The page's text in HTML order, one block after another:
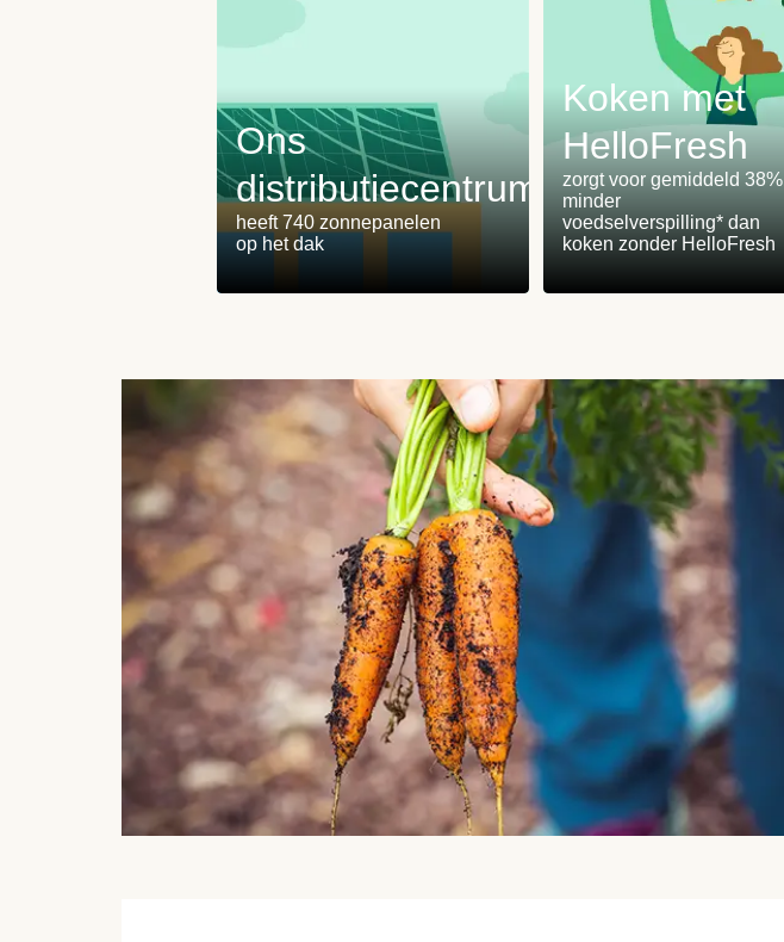
Ons
distributiecentrum
heeft 740 zonnepanelen
op het dak
Koken met
HelloFresh
zorgt voor gemiddeld 38%
minder
voedselverspilling* dan
koken zonder HelloFresh